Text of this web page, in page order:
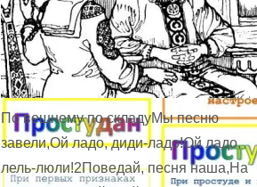
По вешнему по складуМы песню
завели,Ой ладо, диди-ладо!Ой ладо,
лель-люли!2Поведай, песня наша,На